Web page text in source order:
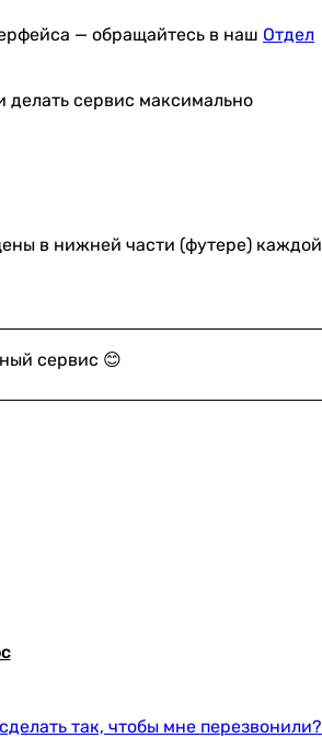
— обращайтесь в наш Отдел
делать сервис максимально
в нижней части (футере) каждой
сервис 😊
так, чтобы мне перезвонили?